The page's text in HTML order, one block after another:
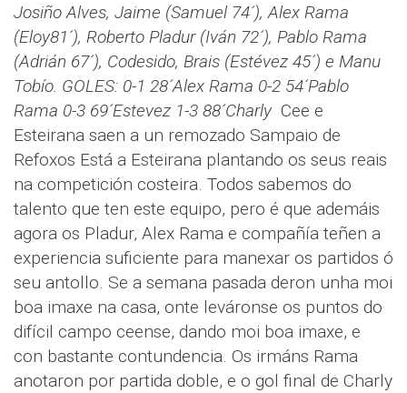
Josiño Alves, Jaime (Samuel 74´), Alex Rama
(Eloy81´), Roberto Pladur (Iván 72´), Pablo Rama
(Adrián 67´), Codesido, Brais (Estévez 45´) e Manu
Tobío. GOLES: 0-1 28´Alex Rama 0-2 54´Pablo
Rama 0-3 69´Estevez 1-3 88´Charly Cee e
Esteirana saen a un remozado Sampaio de
Refoxos Está a Esteirana plantando os seus reais
na competición costeira. Todos sabemos do
talento que ten este equipo, pero é que ademáis
agora os Pladur, Alex Rama e compañía teñen a
experiencia suficiente para manexar os partidos ó
seu antollo. Se a semana pasada deron unha moi
boa imaxe na casa, onte leváronse os puntos do
difícil campo ceense, dando moi boa imaxe, e
con bastante contundencia. Os irmáns Rama
anotaron por partida doble, e o gol final de Charly